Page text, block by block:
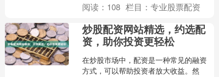
阅读： 108 栏目：专业股票配资
炒股配资网站精选，约选配
资，助你投资更轻松
在炒股市场中，配资是一种常见的融资
方式，可以帮助投资者放大收益。然